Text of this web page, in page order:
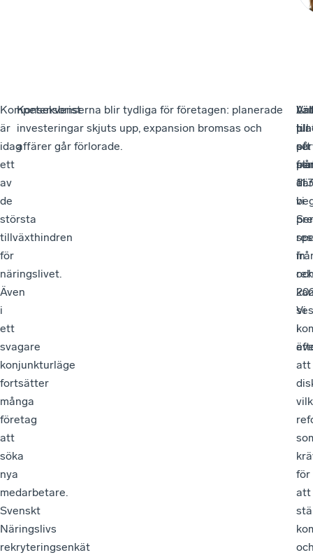
Kompetensbrist
är
idag
ett
av
de
största
tillväxthindren
för
näringslivet.
Även
i
ett
svagare
konjunkturläge
fortsätter
många
företag
att
söka
nya
medarbetare.
Svenskt
Näringslivs
rekryteringsenkät
Konsekvenserna blir tydliga för företagen: planerade
investeringar skjuts upp, expansion bromsas och
affärer går förlorade.
till
ett
där
vi
Vi
att
för
att
på
är
in
ses
i